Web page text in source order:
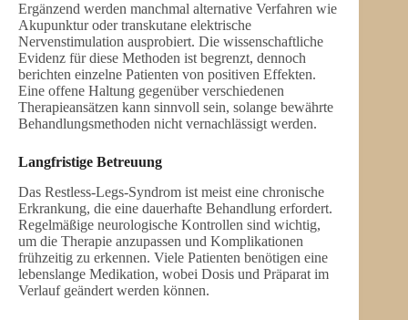
Ergänzend werden manchmal alternative Verfahren wie
Akupunktur oder transkutane elektrische
Nervenstimulation ausprobiert. Die wissenschaftliche
Evidenz für diese Methoden ist begrenzt, dennoch
berichten einzelne Patienten von positiven Effekten.
Eine offene Haltung gegenüber verschiedenen
Therapieansätzen kann sinnvoll sein, solange bewährte
Behandlungsmethoden nicht vernachlässigt werden.
Langfristige Betreuung
Das Restless-Legs-Syndrom ist meist eine chronische
Erkrankung, die eine dauerhafte Behandlung erfordert.
Regelmäßige neurologische Kontrollen sind wichtig,
um die Therapie anzupassen und Komplikationen
frühzeitig zu erkennen. Viele Patienten benötigen eine
lebenslange Medikation, wobei Dosis und Präparat im
Verlauf geändert werden können.